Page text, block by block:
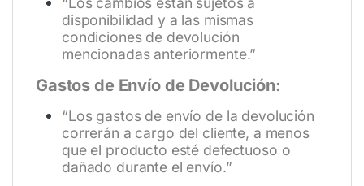
disponibilidad y a las mismas
condiciones de devolución
mencionadas anteriormente.”
Gastos de Envío de Devolución:
“Los gastos de envío de la devolución
correrán a cargo del cliente, a menos
que el producto esté defectuoso o
dañado durante el envío.”